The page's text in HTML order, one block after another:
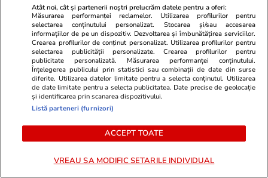
Medicii au stabilit cu ce boală se
De ce a
Atât noi, cât și partenerii noștri prelucrăm datele pentru a oferi:
Măsurarea performanței reclamelor. Utilizarea profilurilor pentru
selectarea conținutului personalizat. Stocarea și/sau accesarea
informațiilor de pe un dispozitiv. Dezvoltarea și îmbunătățirea serviciilor.
Crearea profilurilor de conținut personalizat. Utilizarea profilurilor pentru
selectarea publicității personalizate. Crearea profilurilor pentru
publicitate personalizată. Măsurarea performanței conținutului.
Înțelegerea publicului prin statistici sau combinații de date din surse
diferite. Utilizarea datelor limitate pentru a selecta conținutul. Utilizarea
de date limitate pentru a selecta publicitatea. Date precise de geolocație
și identificarea prin scanarea dispozitivului.
Listă parteneri (furnizori)
ACCEPT TOATE
VREAU SA MODIFIC SETARILE INDIVIDUAL